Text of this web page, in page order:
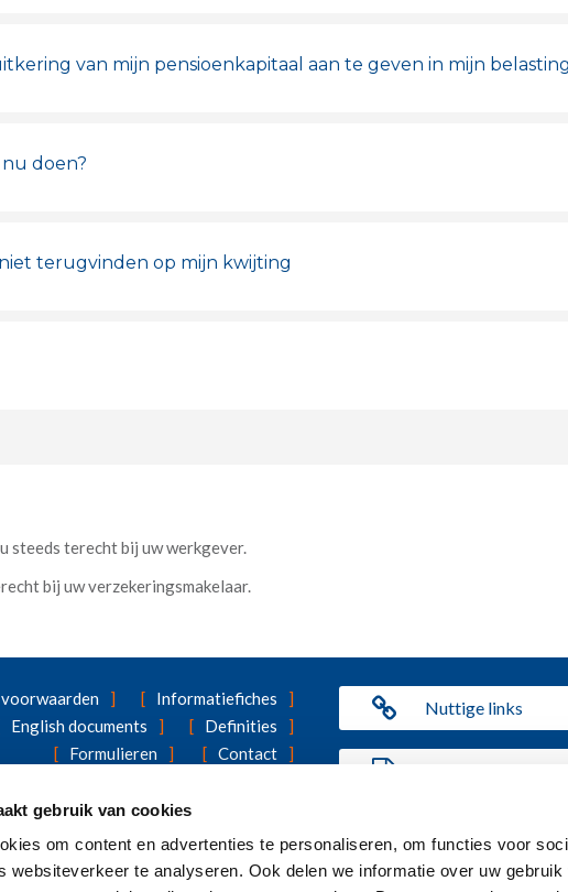
gebruik van cookies
om content en advertenties te personaliseren, om functies voor
websiteverkeer te analyseren. Ook delen we informatie over uw gebruik
van mijn pensioenkapitaal aan te geven in mijn
doen?
terugvinden op mijn kwijting
steeds terecht bij uw werkgever.
bij uw verzekeringsmakelaar.
Informatiefiches
English documents
Definities
Formulieren
Contact
Nuttige links
verzekeringsproducten van Vivium dan de groepsverzekering? U vindt alle